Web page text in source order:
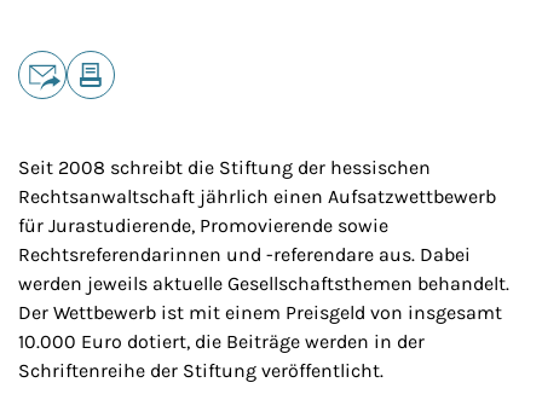
Teilen
Seit 2008 schreibt die Stiftung der hessischen
Rechtsanwaltschaft jährlich einen Aufsatzwettbewerb
für Jurastudierende, Promovierende sowie
Rechtsreferendarinnen und -referendare aus. Dabei
werden jeweils aktuelle Gesellschaftsthemen behandelt.
Der Wettbewerb ist mit einem Preisgeld von insgesamt
10.000 Euro dotiert, die Beiträge werden in der
Schriftenreihe der Stiftung veröffentlicht.